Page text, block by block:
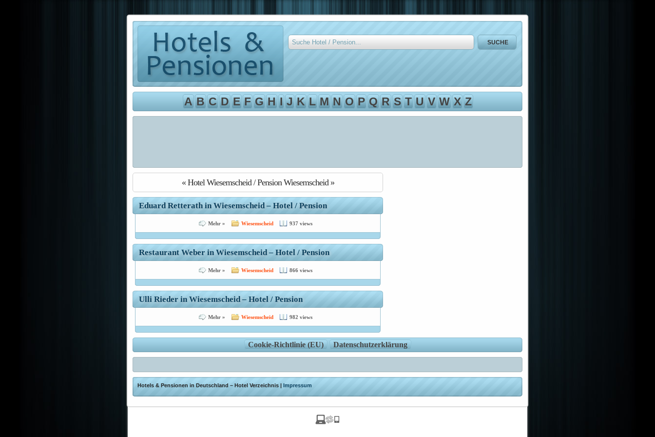
A B C D E F G H I J K L M N O P Q R S T U V W X Z
« Hotel Wiesemscheid / Pension Wiesemscheid »
Eduard Retterath in Wiesemscheid – Hotel / Pension
Mehr » Wiesemscheid 937 views
Restaurant Weber in Wiesemscheid – Hotel / Pension
Mehr » Wiesemscheid 866 views
Ulli Rieder in Wiesemscheid – Hotel / Pension
Mehr » Wiesemscheid 982 views
Cookie-Richtlinie (EU) Datenschutzerklärung
Hotels & Pensionen in Deutschland – Hotel Verzeichnis | Impressum